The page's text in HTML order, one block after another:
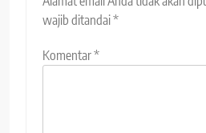
wajib ditandai*
Komentar*